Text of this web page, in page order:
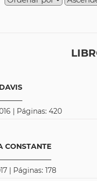
| Páginas: 420
CONSTANTE
| Páginas: 178